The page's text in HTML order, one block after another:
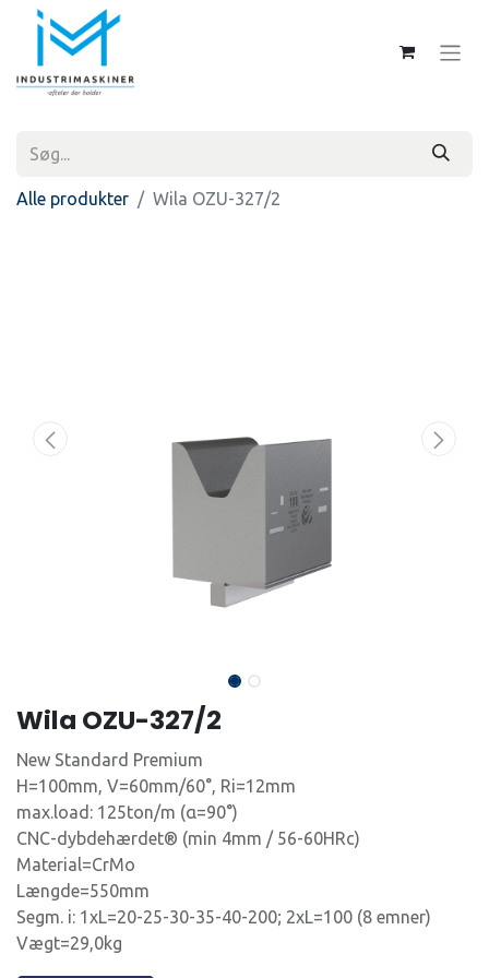
Alle produkter Wila OZU-327/2
Wila OZU-327/2
New Standard Premium
H=100mm, V=60mm/60°, Ri=12mm
max.load: 125ton/m (α=90°)
CNC-dybdehærdet® (min 4mm / 56-60HRc)
Material=CrMo
Længde=550mm
Segm. i: 1xL=20-25-30-35-40-200; 2xL=100 (8 emner)
Vægt=29,0kg